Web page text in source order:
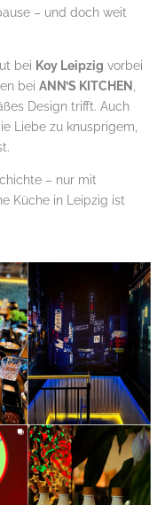
– und doch weit
bei Koy Leipzig vorbei
bei ANN’S KITCHEN
Design trifft. Auch
Liebe zu knusprigem,
– nur mit
Küche in Leipzig ist